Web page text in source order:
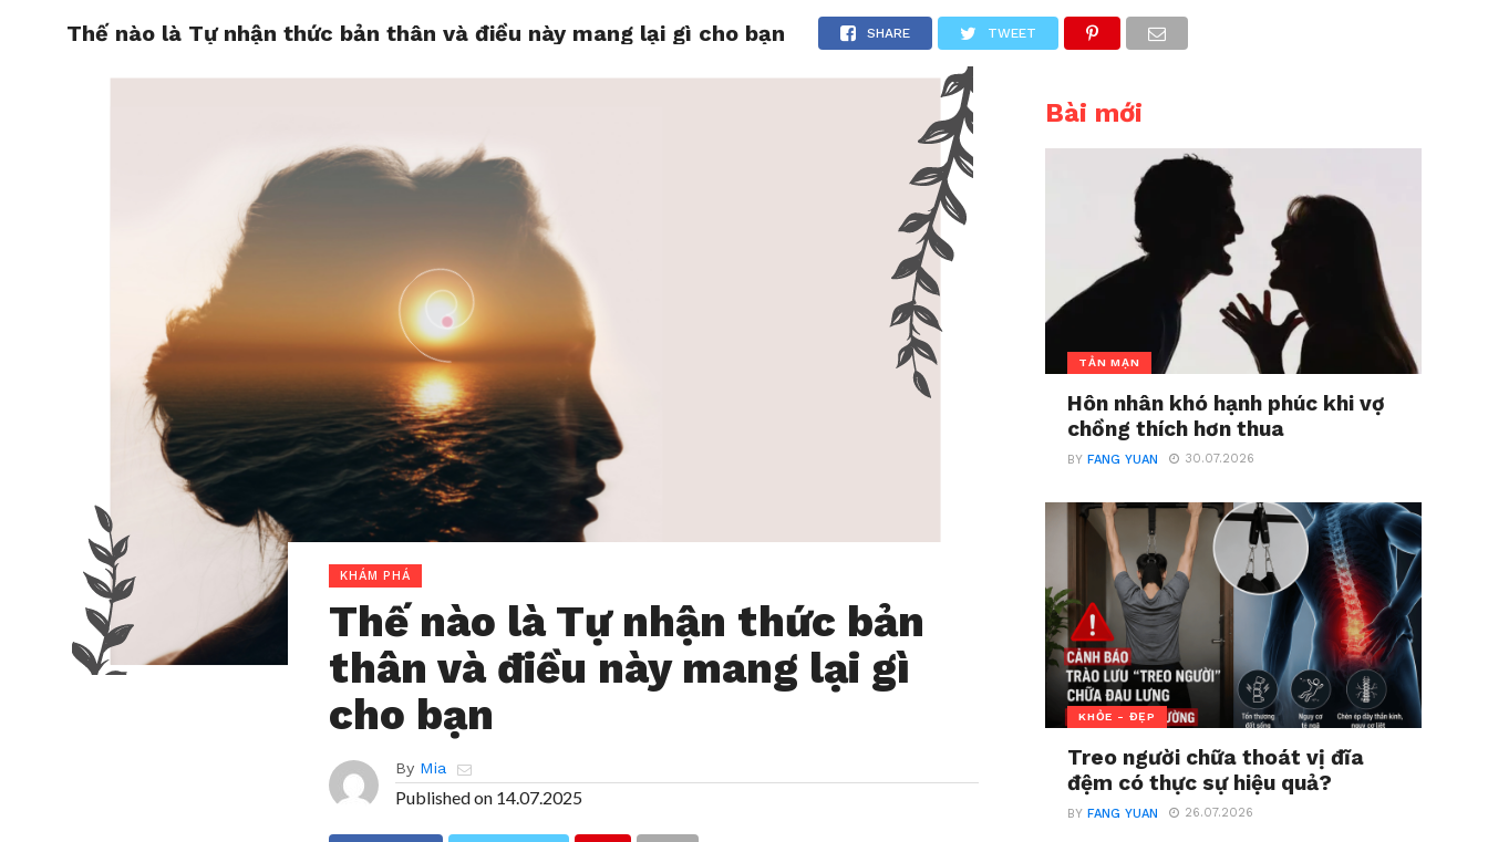
HOME CHIA SẺ LƯỢM LẶT TẢN MẠN THƯ GIÃN
Thế nào là Tự nhận thức bản thân và điều này mang lại gì cho bạn SHARE TWEET
KHÁM PHÁ
Thế nào là Tự nhận thức bản
thân và điều này mang lại gì
cho bạn
By Mia
Published on 14.07.2025
Bài mới
TẢN MẠN
Hôn nhân khó hạnh phúc khi vợ
chồng thích hơn thua
BYFANG YUAN 30.07.2026
KHỎE - ĐẸP
Treo người chữa thoát vị đĩa
đệm có thực sự hiệu quả?
BYFANG YUAN 26.07.2026